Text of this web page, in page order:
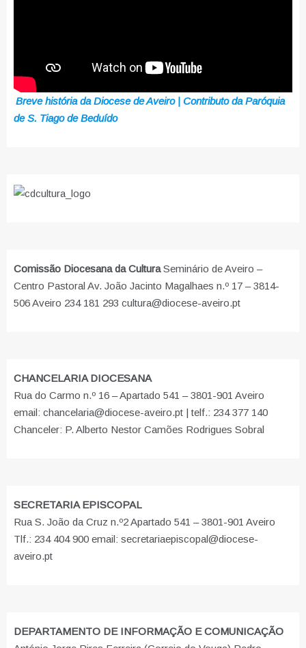
Breve história da Diocese de Aveiro | Contributo da Paróquia
de S. Tiago de Beduído
Comissão Diocesana da CulturaSeminário de Aveiro –
Centro Pastoral Av. João Jacinto Magalhaes n.º 17 – 3814-
506 Aveiro 234 181 293 cultura@diocese-aveiro.pt
CHANCELARIA DIOCESANA
Rua do Carmo n.º 16 – Apartado 541 – 3801-901 Aveiro
email: chancelaria@diocese-aveiro.pt | telf.: 234 377 140
Chanceler: P. Alberto Nestor Camões Rodrigues Sobral
SECRETARIA EPISCOPAL
Rua S. João da Cruz n.º2 Apartado 541 – 3801-901 Aveiro
Tlf.: 234 404 900 email: secretariaepiscopal@diocese-
aveiro.pt
DEPARTAMENTO DE INFORMAÇÃO E COMUNICAÇÃO